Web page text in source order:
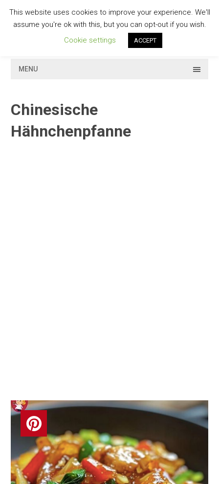
contentGESCHMACKVOLL
MENU
Chinesische
Hähnchenpfanne
This website uses cookies to improve your experience. We'll
assume you're ok with this, but you can opt-out if you wish.
Cookie settings
ACCEPT